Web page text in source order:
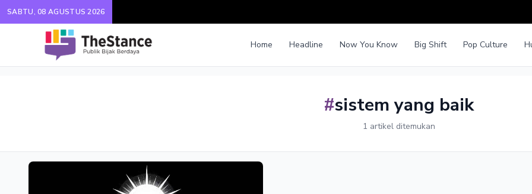
SABTU, 08 AGUSTUS 2026
Home Headline Now You Know Big Shift Pop Culture
#sistem yang baik
1 artikel ditemukan